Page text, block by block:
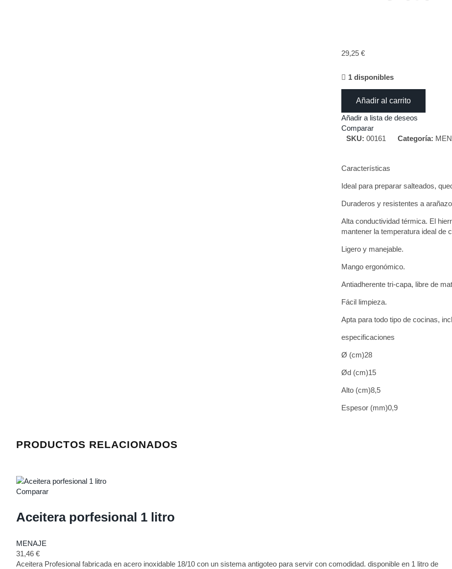
29,25 €
1 disponibles
Añadir al carrito
Añadir a lista de deseos
Comparar
SKU: 00161 Categoría:
Características
Ideal para preparar salteados,
Duraderos y resistentes a
Alta conductividad térmica. El
mantener la temperatura ideal de
Ligero y manejable.
Mango ergonómico.
Antiadherente tri-capa, libre de
Fácil limpieza.
Apta para todo tipo de cocinas,
especificaciones
Ø (cm)28
Ød (cm)15
Alto (cm)8,5
Espesor (mm)0,9
PRODUCTOS RELACIONADOS
Comparar
Aceitera porfesional 1 litro
MENAJE
31,46 €
Aceitera Profesional fabricada en acero inoxidable 18/10 con un sistema antigoteo para servir con comodidad. disponible en 1 litro de